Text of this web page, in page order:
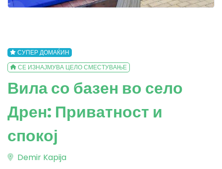
СУПЕР ДОМАЌИН
СЕ ИЗНАЈМУВА ЦЕЛО СМЕСТУВАЊЕ
Вила со базен во село
Дрен: Приватност и
спокој
Demir Kapija